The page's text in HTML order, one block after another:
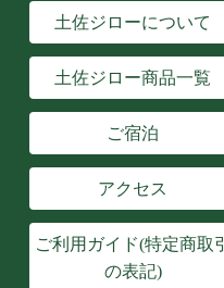
土佐ジローについて
土佐ジロー商品一覧
ご宿泊
アクセス
ご利用ガイド(特定商取引
の表記)